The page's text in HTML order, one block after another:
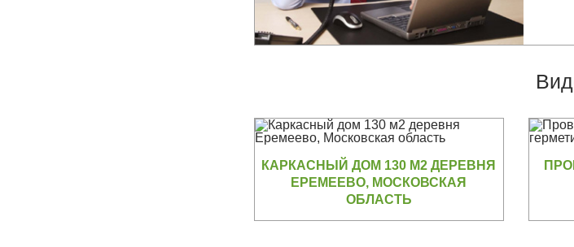
КАРКАСНЫЙ ДОМ 130 М2 ДЕРЕВНЯ
ЕРЕМЕЕВО, МОСКОВСКАЯ
ОБЛАСТЬ